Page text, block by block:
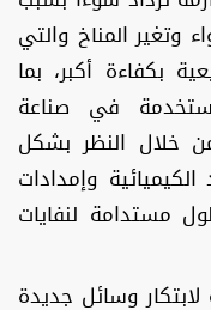
وتغير المناخ والتي
بكفاءة أكبر، بما
في صناعة
خلال النظر بشكل
وإمدادات
مستدامة لنفايات
وسائل جديدة